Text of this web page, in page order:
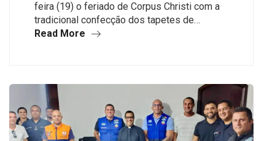
feira (19) o feriado de Corpus Christi com a
tradicional confecção dos tapetes de…
Read More